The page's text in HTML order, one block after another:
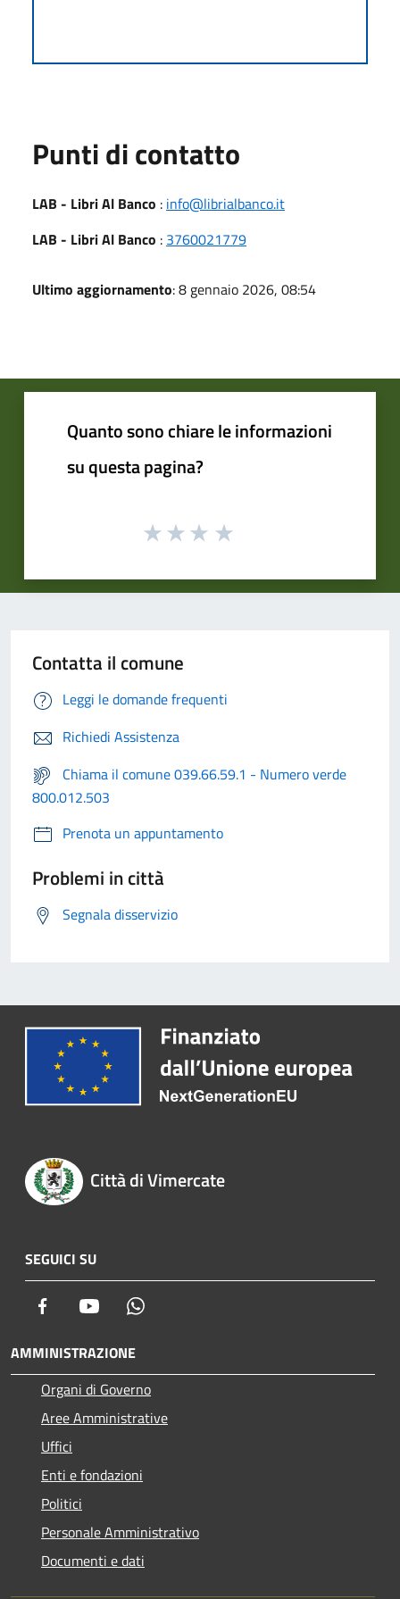
Punti di contatto
LAB - Libri Al Banco : info@librialbanco.it
LAB - Libri Al Banco : 3760021779
Ultimo aggiornamento: 8 gennaio 2026, 08:54
Quanto sono chiare le informazioni
su questa pagina?
Contatta il comune
Leggi le domande frequenti
Richiedi Assistenza
Chiama il comune 039.66.59.1 - Numero verde
800.012.503
Prenota un appuntamento
Problemi in città
Segnala disservizio
Città di Vimercate
SEGUICI SU
Facebook Youtube
AMMINISTRAZIONE
Organi di Governo
Aree Amministrative
Uffici
Enti e fondazioni
Politici
Personale Amministrativo
Documenti e dati